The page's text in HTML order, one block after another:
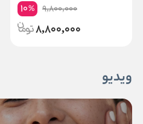
9,800,000
10%
8,800,000
ویدیو